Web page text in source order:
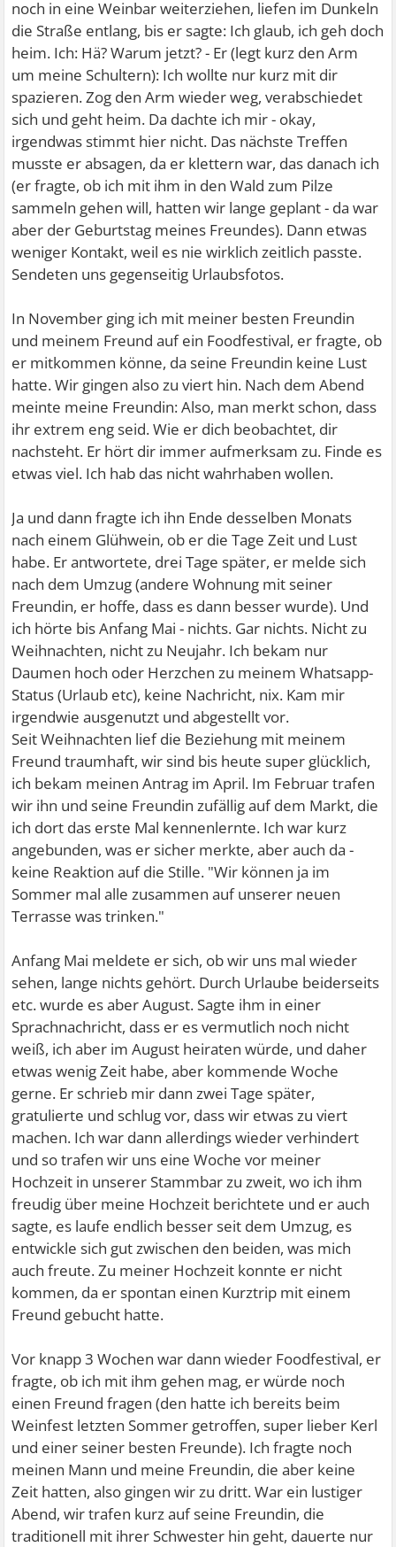
noch in eine Weinbar weiterziehen, liefen im Dunkeln
die Straße entlang, bis er sagte: Ich glaub, ich geh doch
heim. Ich: Hä? Warum jetzt? - Er (legt kurz den Arm
um meine Schultern): Ich wollte nur kurz mit dir
spazieren. Zog den Arm wieder weg, verabschiedet
sich und geht heim. Da dachte ich mir - okay,
irgendwas stimmt hier nicht. Das nächste Treffen
musste er absagen, da er klettern war, das danach ich
(er fragte, ob ich mit ihm in den Wald zum Pilze
sammeln gehen will, hatten wir lange geplant - da war
aber der Geburtstag meines Freundes). Dann etwas
weniger Kontakt, weil es nie wirklich zeitlich passte.
Sendeten uns gegenseitig Urlaubsfotos.
In November ging ich mit meiner besten Freundin
und meinem Freund auf ein Foodfestival, er fragte, ob
er mitkommen könne, da seine Freundin keine Lust
hatte. Wir gingen also zu viert hin. Nach dem Abend
meinte meine Freundin: Also, man merkt schon, dass
ihr extrem eng seid. Wie er dich beobachtet, dir
nachsteht. Er hört dir immer aufmerksam zu. Finde es
etwas viel. Ich hab das nicht wahrhaben wollen.
Ja und dann fragte ich ihn Ende desselben Monats
nach einem Glühwein, ob er die Tage Zeit und Lust
habe. Er antwortete, drei Tage später, er melde sich
nach dem Umzug (andere Wohnung mit seiner
Freundin, er hoffe, dass es dann besser wurde). Und
ich hörte bis Anfang Mai - nichts. Gar nichts. Nicht zu
Weihnachten, nicht zu Neujahr. Ich bekam nur
Daumen hoch oder Herzchen zu meinem Whatsapp-
Status (Urlaub etc), keine Nachricht, nix. Kam mir
irgendwie ausgenutzt und abgestellt vor.
Seit Weihnachten lief die Beziehung mit meinem
Freund traumhaft, wir sind bis heute super glücklich,
ich bekam meinen Antrag im April. Im Februar trafen
wir ihn und seine Freundin zufällig auf dem Markt, die
ich dort das erste Mal kennenlernte. Ich war kurz
angebunden, was er sicher merkte, aber auch da -
keine Reaktion auf die Stille. "Wir können ja im
Sommer mal alle zusammen auf unserer neuen
Terrasse was trinken."
Anfang Mai meldete er sich, ob wir uns mal wieder
sehen, lange nichts gehört. Durch Urlaube beiderseits
etc. wurde es aber August. Sagte ihm in einer
Sprachnachricht, dass er es vermutlich noch nicht
weiß, ich aber im August heiraten würde, und daher
etwas wenig Zeit habe, aber kommende Woche
gerne. Er schrieb mir dann zwei Tage später,
gratulierte und schlug vor, dass wir etwas zu viert
machen. Ich war dann allerdings wieder verhindert
und so trafen wir uns eine Woche vor meiner
Hochzeit in unserer Stammbar zu zweit, wo ich ihm
freudig über meine Hochzeit berichtete und er auch
sagte, es laufe endlich besser seit dem Umzug, es
entwickle sich gut zwischen den beiden, was mich
auch freute. Zu meiner Hochzeit konnte er nicht
kommen, da er spontan einen Kurztrip mit einem
Freund gebucht hatte.
Vor knapp 3 Wochen war dann wieder Foodfestival, er
fragte, ob ich mit ihm gehen mag, er würde noch
einen Freund fragen (den hatte ich bereits beim
Weinfest letzten Sommer getroffen, super lieber Kerl
und einer seiner besten Freunde). Ich fragte noch
meinen Mann und meine Freundin, die aber keine
Zeit hatten, also gingen wir zu dritt. War ein lustiger
Abend, wir trafen kurz auf seine Freundin, die
traditionell mit ihrer Schwester hin geht, dauerte nur